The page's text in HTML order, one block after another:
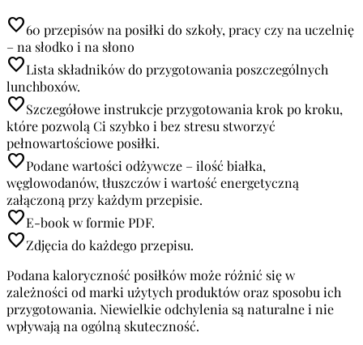
favorite60 przepisów na posiłki do szkoły, pracy czy na uczelnię
– na słodko i na słono
favoriteLista składników do przygotowania poszczególnych
lunchboxów.
favoriteSzczegółowe instrukcje przygotowania krok po kroku,
które pozwolą Ci szybko i bez stresu stworzyć
pełnowartościowe posiłki.
favoritePodane wartości odżywcze – ilość białka,
węglowodanów, tłuszczów i wartość energetyczną
załączoną przy każdym przepisie.
favoriteE-book w formie PDF.
favoriteZdjęcia do każdego przepisu.
Podana kaloryczność posiłków może różnić się w
zależności od marki użytych produktów oraz sposobu ich
przygotowania. Niewielkie odchylenia są naturalne i nie
wpływają na ogólną skuteczność.